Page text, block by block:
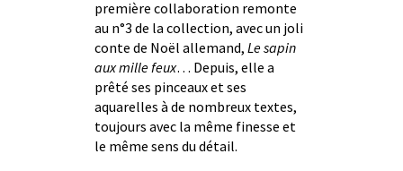
première collaboration remonte
au n°3 de la collection, avec un joli
conte de Noël allemand, Le sapin
aux mille feux… Depuis, elle a
prêté ses pinceaux et ses
aquarelles à de nombreux textes,
toujours avec la même finesse et
le même sens du détail.